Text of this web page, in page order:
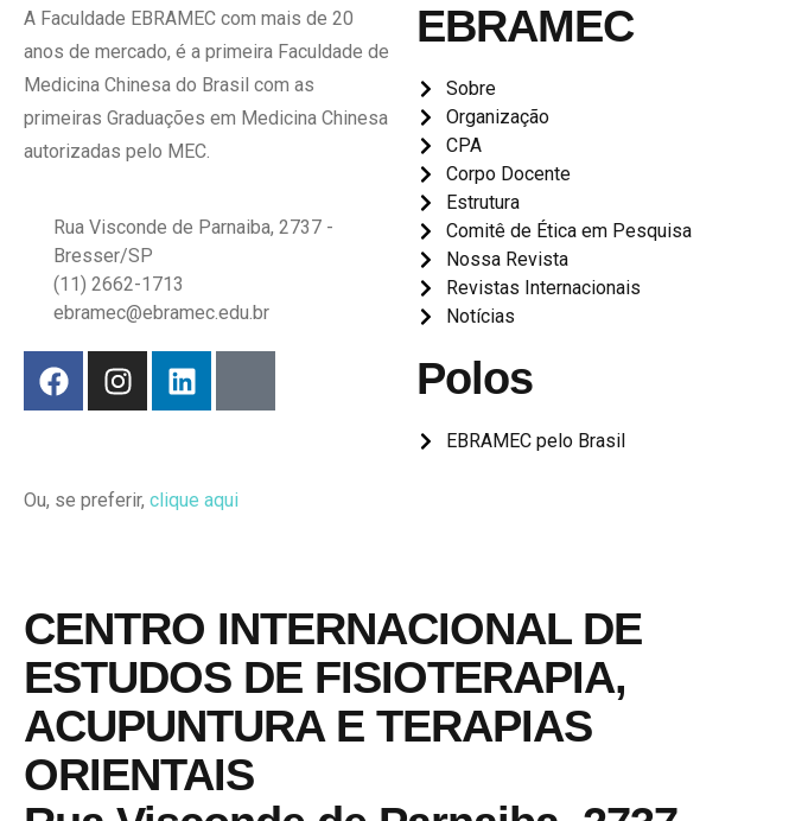
A Faculdade EBRAMEC com mais de 20
anos de mercado, é a primeira Faculdade de
Medicina Chinesa do Brasil com as
primeiras Graduações em Medicina Chinesa
autorizadas pelo MEC.
Rua Visconde de Parnaiba, 2737 -
Bresser/SP
(11) 2662-1713
ebramec@ebramec.edu.br
Ou, se preferir, clique aqui
EBRAMEC
Sobre
Organização
CPA
Corpo Docente
Estrutura
Comitê de Ética em Pesquisa
Nossa Revista
Revistas Internacionais
Notícias
Polos
EBRAMEC pelo Brasil
CENTRO INTERNACIONAL DE
ESTUDOS DE FISIOTERAPIA,
ACUPUNTURA E TERAPIAS
ORIENTAIS